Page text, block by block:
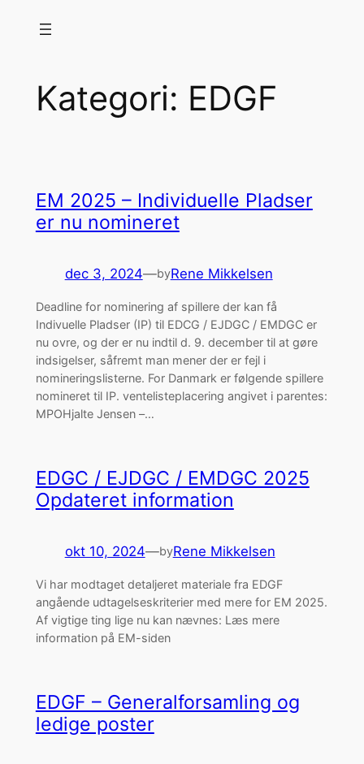
Kategori: EDGF
EM 2025 – Individuelle Pladser
er nu nomineret
dec 3, 2024—byRene Mikkelsen
Deadline for nominering af spillere der kan få
Indivuelle Pladser (IP) til EDCG / EJDGC / EMDGC er
nu ovre, og der er nu indtil d. 9. december til at gøre
indsigelser, såfremt man mener der er fejl i
nomineringslisterne. For Danmark er følgende spillere
nomineret til IP. ventelisteplacering angivet i parentes:
MPOHjalte Jensen –…
EDGC / EJDGC / EMDGC 2025
Opdateret information
okt 10, 2024—byRene Mikkelsen
Vi har modtaget detaljeret materiale fra EDGF
angående udtagelseskriterier med mere for EM 2025.
Af vigtige ting lige nu kan nævnes: Læs mere
information på EM-siden
EDGF – Generalforsamling og
ledige poster